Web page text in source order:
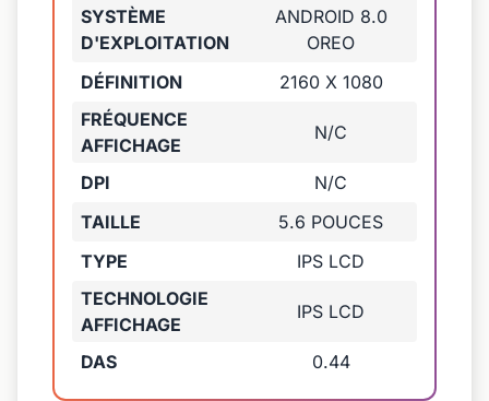
SYSTÈME
D'EXPLOITATION
ANDROID 8.0
OREO
DÉFINITION
2160 X 1080
FRÉQUENCE
AFFICHAGE
N/C
DPI
N/C
TAILLE
5.6 POUCES
TYPE
IPS LCD
TECHNOLOGIE
AFFICHAGE
IPS LCD
DAS 0.44